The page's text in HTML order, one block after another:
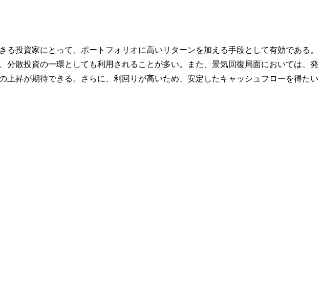
る投資家にとって、ポートフォリオに高いリターンを加える手段として有効である。
分散投資の一環としても利用されることが多い。また、景気回復局面においては、発
上昇が期待できる。さらに、利回りが高いため、安定したキャッシュフローを得たい